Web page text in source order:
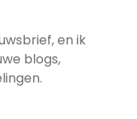
en ik
blogs,